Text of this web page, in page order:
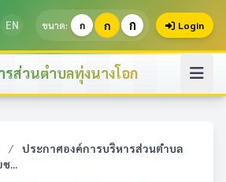
EN ขนาด: ก ก ก Login
รส่วนตำบลทุ่งนางโอก
/
ประกาศองค์การบริหารส่วนตำบล
...